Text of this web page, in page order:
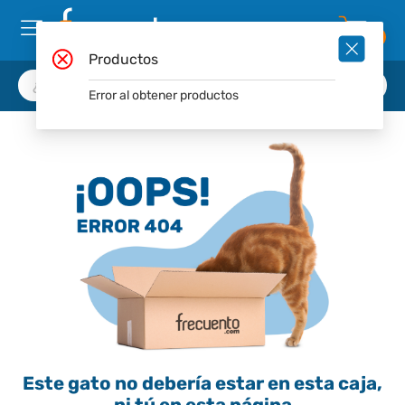
Este gato no debería estar en esta caja,
Productos
Error al obtener productos